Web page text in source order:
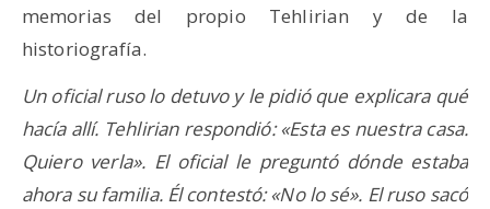
memorias del propio Tehlirian y de la
historiografía.
Un oficial ruso lo detuvo y le pidió que explicara qué
hacía allí. Tehlirian respondió: «Esta es nuestra casa.
Quiero verla». El oficial le preguntó dónde estaba
ahora su familia. Él contestó: «No lo sé». El ruso sacó